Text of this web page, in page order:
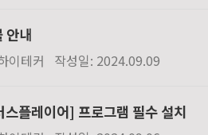
안내
이테커 작성일: 2024.09.09
플레이어] 프로그램 필수 설치